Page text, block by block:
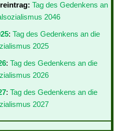
Tag des Gedenkens an
2046
: Tag des Gedenkens an die
2025
: Tag des Gedenkens an die
2026
: Tag des Gedenkens an die
2027